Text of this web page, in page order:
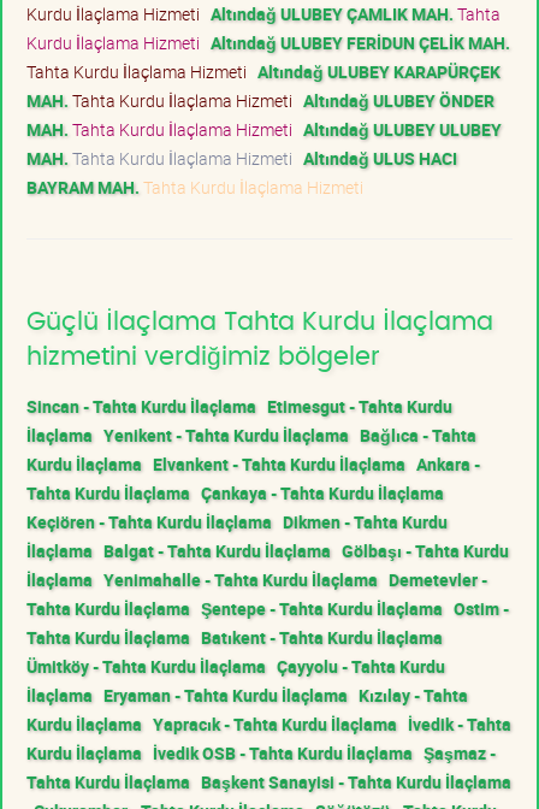
Kurdu İlaçlama Hizmeti Altındağ ULUBEY ÇAMLIK MAH. Tahta
Kurdu İlaçlama Hizmeti Altındağ ULUBEY FERİDUN ÇELİK MAH.
Tahta Kurdu İlaçlama Hizmeti Altındağ ULUBEY KARAPÜRÇEK
MAH. Tahta Kurdu İlaçlama Hizmeti Altındağ ULUBEY ÖNDER
MAH. Tahta Kurdu İlaçlama Hizmeti Altındağ ULUBEY ULUBEY
MAH. Tahta Kurdu İlaçlama Hizmeti Altındağ ULUS HACI
BAYRAM MAH. Tahta Kurdu İlaçlama Hizmeti
Güçlü İlaçlama Tahta Kurdu İlaçlama
hizmetini verdiğimiz bölgeler
Sincan - Tahta Kurdu İlaçlama Etimesgut - Tahta Kurdu
İlaçlama Yenikent - Tahta Kurdu İlaçlama Bağlıca - Tahta
Kurdu İlaçlama Elvankent - Tahta Kurdu İlaçlama Ankara -
Tahta Kurdu İlaçlama Çankaya - Tahta Kurdu İlaçlama
Keçiören - Tahta Kurdu İlaçlama Dikmen - Tahta Kurdu
İlaçlama Balgat - Tahta Kurdu İlaçlama Gölbaşı - Tahta Kurdu
İlaçlama Yenimahalle - Tahta Kurdu İlaçlama Demetevler -
Tahta Kurdu İlaçlama Şentepe - Tahta Kurdu İlaçlama Ostim -
Tahta Kurdu İlaçlama Batıkent - Tahta Kurdu İlaçlama
Ümitköy - Tahta Kurdu İlaçlama Çayyolu - Tahta Kurdu
İlaçlama Eryaman - Tahta Kurdu İlaçlama Kızılay - Tahta
Kurdu İlaçlama Yapracık - Tahta Kurdu İlaçlama İvedik - Tahta
Kurdu İlaçlama İvedik OSB - Tahta Kurdu İlaçlama Şaşmaz -
Tahta Kurdu İlaçlama Başkent Sanayisi - Tahta Kurdu İlaçlama